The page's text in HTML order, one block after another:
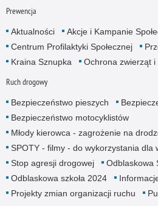
Prewencja
Aktualności
Akcje i Kampanie
Centrum Profilaktyki Społecznej
Kraina Sznupka
Ochrona zwierząt i
Ruch drogowy
Bezpieczeństwo pieszych
Bezpieczeństwo motocyklistów
Młody kierowca - zagrożenie na
SPOTY - filmy - do wykorzystania dla
Stop agresji drogowej
Odblaskowa
Odblaskowa szkoła 2024
Projekty zmian organizacji ruchu